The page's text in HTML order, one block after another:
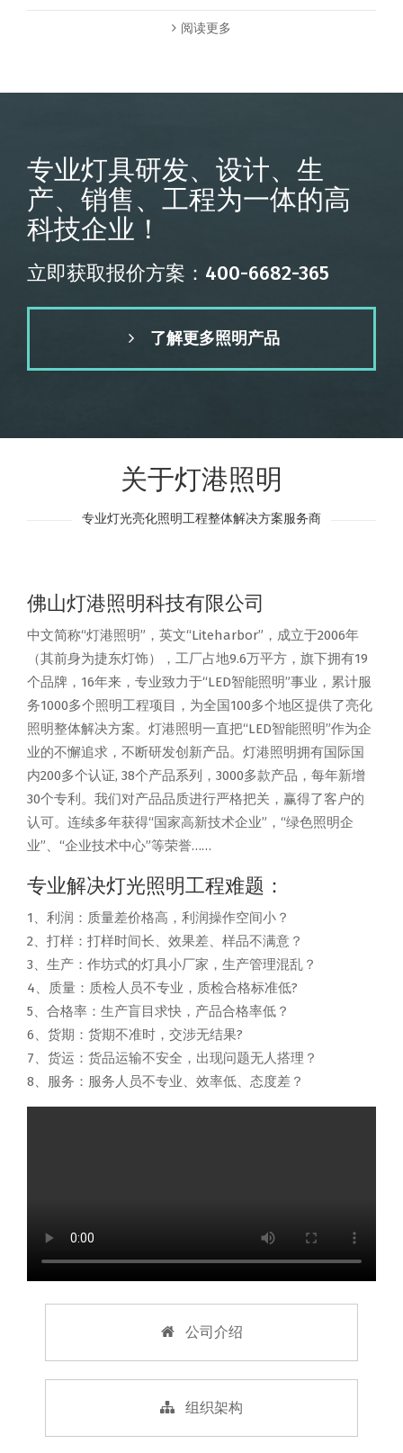
阅读更多
专业灯具研发、设计、生
产、销售、工程为一体的高
科技企业！
立即获取报价方案：400-6682-365
了解更多照明产品
关于灯港照明
专业灯光亮化照明工程整体解决方案服务商
佛山灯港照明科技有限公司
中文简称“灯港照明”，英文“Liteharbor”，成立于2006年
（其前身为捷东灯饰），工厂占地9.6万平方，旗下拥有19
个品牌，16年来，专业致力于“LED智能照明”事业，累计服
务1000多个照明工程项目，为全国100多个地区提供了亮化
照明整体解决方案。灯港照明一直把“LED智能照明”作为企
业的不懈追求，不断研发创新产品。灯港照明拥有国际国
内200多个认证, 38个产品系列，3000多款产品，每年新增
30个专利。我们对产品品质进行严格把关，赢得了客户的
认可。连续多年获得“国家高新技术企业”，“绿色照明企
业”、“企业技术中心”等荣誉……
专业解决灯光照明工程难题：
1、利润：质量差价格高，利润操作空间小？
2、打样：打样时间长、效果差、样品不满意？
3、生产：作坊式的灯具小厂家，生产管理混乱？
4、质量：质检人员不专业，质检合格标准低?
5、合格率：生产盲目求快，产品合格率低？
6、货期：货期不准时，交涉无结果?
7、货运：货品运输不安全，出现问题无人搭理？
8、服务：服务人员不专业、效率低、态度差？
公司介绍
组织架构